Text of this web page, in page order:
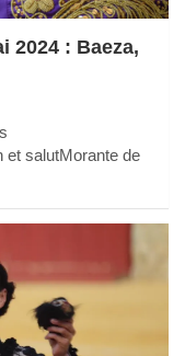
2024 : Baeza,
et salutMorante de